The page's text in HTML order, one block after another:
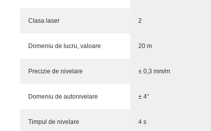
Clasa laser 2
Domeniu de lucru, valoare 20 m
Precizie de nivelare ± 0,3 mm/m
Domeniu de autonivelare ± 4°
Timpul de nivelare 4 s